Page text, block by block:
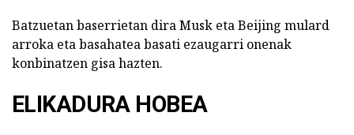
Batzuetan baserrietan dira Musk eta Beijing mulard
arroka eta basahatea basati ezaugarri onenak
konbinatzen gisa hazten.
ELIKADURA HOBEA